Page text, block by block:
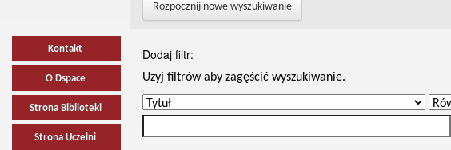
Kontakt
O Dspace
Strona Biblioteki
Strona Uczelni
Rozpocznij nowe wyszukiwanie
Dodaj filtr:
Uzyj filtrów aby zagęścić wyszukiwanie.